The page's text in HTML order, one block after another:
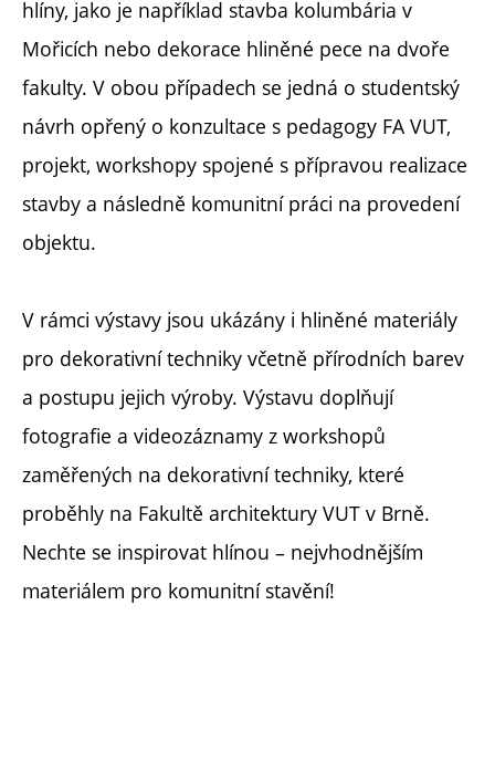
hlíny, jako je například stavba kolumbária v
Mořicích nebo dekorace hliněné pece na dvoře
fakulty. V obou případech se jedná o studentský
návrh opřený o konzultace s pedagogy FA VUT,
projekt, workshopy spojené s přípravou realizace
stavby a následně komunitní práci na provedení
objektu.
V rámci výstavy jsou ukázány i hliněné materiály
pro dekorativní techniky včetně přírodních barev
a postupu jejich výroby. Výstavu doplňují
fotografie a videozáznamy z workshopů
zaměřených na dekorativní techniky, které
proběhly na Fakultě architektury VUT v Brně.
Nechte se inspirovat hlínou – nejvhodnějším
materiálem pro komunitní stavění!